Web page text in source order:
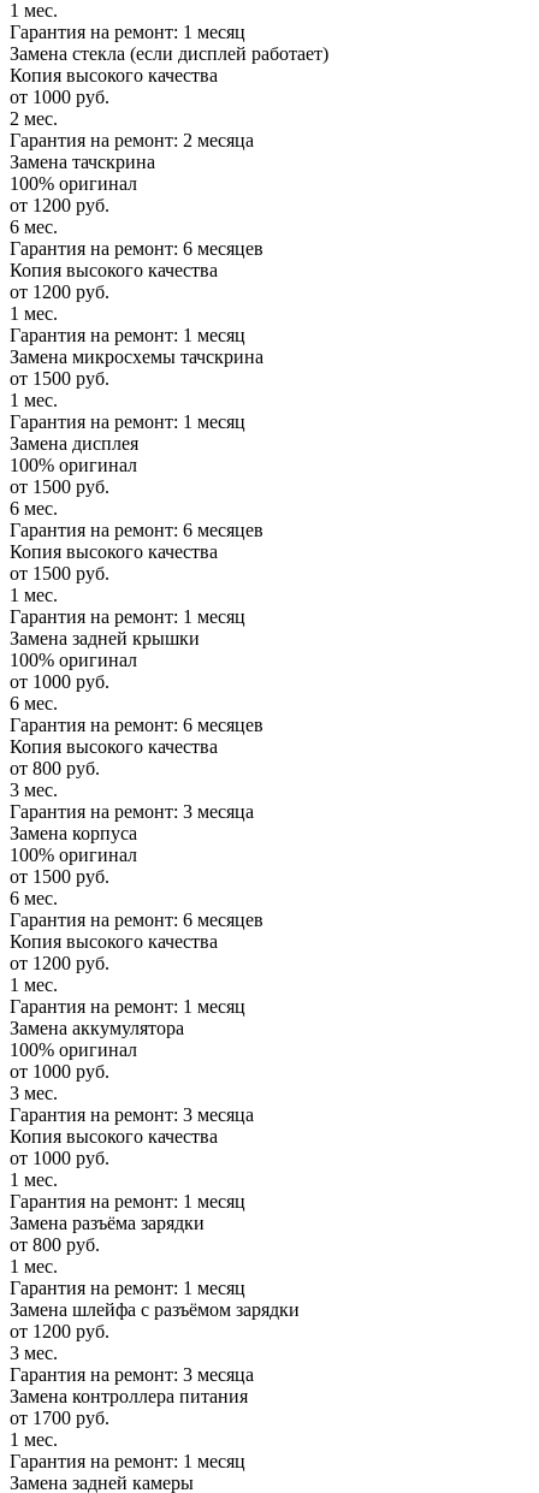
1 мес.
Гарантия на ремонт: 1 месяц
Замена стекла (если дисплей работает)
Копия высокого качества
от 1000 руб.
2 мес.
Гарантия на ремонт: 2 месяца
Замена тачскрина
100% оригинал
от 1200 руб.
6 мес.
Гарантия на ремонт: 6 месяцев
Копия высокого качества
от 1200 руб.
1 мес.
Гарантия на ремонт: 1 месяц
Замена микросхемы тачскрина
от 1500 руб.
1 мес.
Гарантия на ремонт: 1 месяц
Замена дисплея
100% оригинал
от 1500 руб.
6 мес.
Гарантия на ремонт: 6 месяцев
Копия высокого качества
от 1500 руб.
1 мес.
Гарантия на ремонт: 1 месяц
Замена задней крышки
100% оригинал
от 1000 руб.
6 мес.
Гарантия на ремонт: 6 месяцев
Копия высокого качества
от 800 руб.
3 мес.
Гарантия на ремонт: 3 месяца
Замена корпуса
100% оригинал
от 1500 руб.
6 мес.
Гарантия на ремонт: 6 месяцев
Копия высокого качества
от 1200 руб.
1 мес.
Гарантия на ремонт: 1 месяц
Замена аккумулятора
100% оригинал
от 1000 руб.
3 мес.
Гарантия на ремонт: 3 месяца
Копия высокого качества
от 1000 руб.
1 мес.
Гарантия на ремонт: 1 месяц
Замена разъёма зарядки
от 800 руб.
1 мес.
Гарантия на ремонт: 1 месяц
Замена шлейфа с разъёмом зарядки
от 1200 руб.
3 мес.
Гарантия на ремонт: 3 месяца
Замена контроллера питания
от 1700 руб.
1 мес.
Гарантия на ремонт: 1 месяц
Замена задней камеры